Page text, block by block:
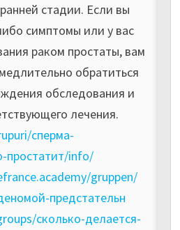
стадии. Если вы
симптомы или у вас
раком простаты, вам
обратиться
обследования и
лечения.
сперма-
простатит/info/
gruppen/
предстательн
сколько-делается-